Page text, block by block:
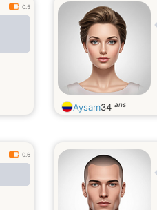
0.5
Aysam34 ans
0.6